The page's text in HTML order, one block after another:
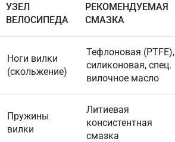
УЗЕЛ
ВЕЛОСИПЕДА
РЕКОМЕНДУЕМАЯ
СМАЗКА
Ноги вилки
(скольжение)
Тефлоновая (PTFE),
силиконовая, спец.
вилочное масло
Пружины
вилки
Литиевая
консистентная
смазка